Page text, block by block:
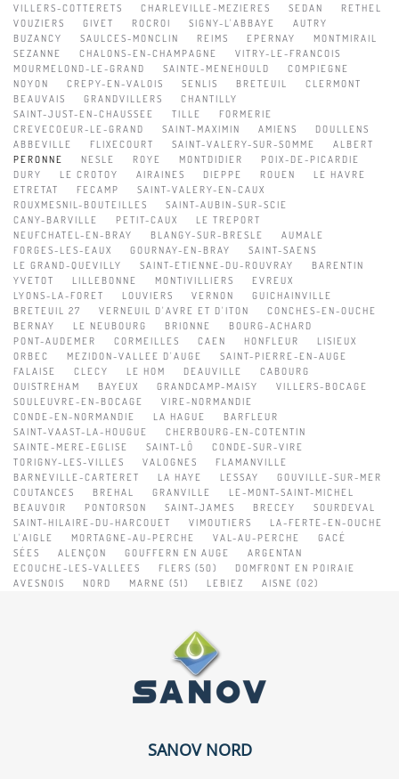
VILLERS-COTTERETS
CHARLEVILLE-MEZIERES SEDAN
RETHEL
VOUZIERS
GIVET ROCROI SIGNY-L'ABBAYE
AUTRY
BUZANCY
SAULCES-MONCLIN REIMS EPERNAY
MONTMIRAIL
SEZANNE
CHALONS-EN-CHAMPAGNE
VITRY-LE-FRANCOIS
MOURMELOND-LE-GRAND
SAINTE-MENEHOULD
COMPIEGNE
NOYON
CREPY-EN-VALOIS SENLIS BRETEUIL
CLERMONT
BEAUVAIS
GRANDVILLERS
CHANTILLY
SAINT-JUST-EN-CHAUSSEE
TILLE
FORMERIE
CREVECOEUR-LE-GRAND
SAINT-MAXIMIN AMIENS
DOULLENS
ABBEVILLE
FLIXECOURT SAINT-VALERY-SUR-SOMME
ALBERT
PERONNE
NESLE ROYE MONTDIDIER
POIX-DE-PICARDIE
DURY
LE CROTOY AIRAINES DIEPPE ROUEN
LE HAVRE
ETRETAT
FECAMP
SAINT-VALERY-EN-CAUX
ROUXMESNIL-BOUTEILLES
SAINT-AUBIN-SUR-SCIE
CANY-BARVILLE
PETIT-CAUX
LE TREPORT
NEUFCHATEL-EN-BRAY
BLANGY-SUR-BRESLE
AUMALE
FORGES-LES-EAUX
GOURNAY-EN-BRAY
SAINT-SAENS
LE GRAND-QUEVILLY
SAINT-ETIENNE-DU-ROUVRAY
BARENTIN
YVETOT
LILLEBONNE MONTIVILLIERS
EVREUX
LYONS-LA-FORET
LOUVIERS VERNON
GUICHAINVILLE
BRETEUIL 27
VERNEUIL D'AVRE ET D'ITON
CONCHES-EN-OUCHE
BERNAY
LE NEUBOURG BRIONNE
BOURG-ACHARD
PONT-AUDEMER
CORMEILLES CAEN HONFLEUR
LISIEUX
ORBEC
MEZIDON-VALLEE D'AUGE
SAINT-PIERRE-EN-AUGE
FALAISE
CLECY LE HOM DEAUVILLE
CABOURG
OUISTREHAM
BAYEUX GRANDCAMP-MAISY
VILLERS-BOCAGE
SOULEUVRE-EN-BOCAGE
VIRE-NORMANDIE
CONDE-EN-NORMANDIE
LA HAGUE
BARFLEUR
SAINT-VAAST-LA-HOUGUE
CHERBOURG-EN-COTENTIN
SAINTE-MERE-EGLISE
SAINT-LÔ
CONDE-SUR-VIRE
TORIGNY-LES-VILLES
VALOGNES
FLAMANVILLE
BARNEVILLE-CARTERET
LA HAYE LESSAY
GOUVILLE-SUR-MER
COUTANCES
BREHAL GRANVILLE
LE-MONT-SAINT-MICHEL
BEAUVOIR
PONTORSON SAINT-JAMES BRECEY
SOURDEVAL
SAINT-HILAIRE-DU-HARCOUET
VIMOUTIERS
LA-FERTE-EN-OUCHE
L'AIGLE
MORTAGNE-AU-PERCHE VAL-AU-PERCHE
GACÉ
SÉES
ALENÇON GOUFFERN EN AUGE
ARGENTAN
ECOUCHE-LES-VALLEES
FLERS (50)
DOMFRONT EN POIRAIE
AVESNOIS
NORD MARNE (51) LEBIEZ AISNE (02)
SANOV NORD